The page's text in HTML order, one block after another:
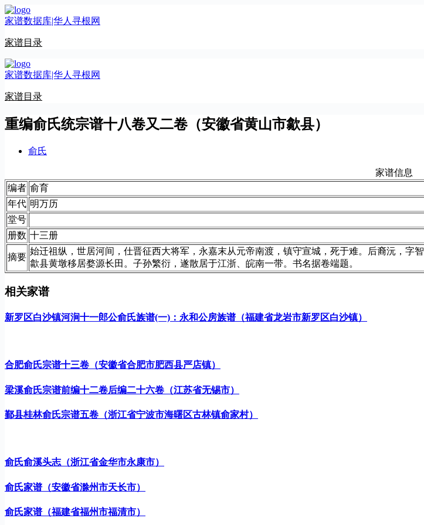
跳
至
容
家谱数据库|华人寻根网
家谱目录
家谱数据库|华人寻根网
家谱目录
重编俞氏统宗谱十八卷又二卷（安徽省黄山市歙县）
俞氏
家谱信息
编者 俞育
年代 明万历
堂号
册数 十三册
摘要
始迁祖纵，世居河间，仕晋征西大将军，永嘉末从元帝南渡，镇守宣城，死于难。后裔沅，
歙县黄墩移居婺源长田。子孙繁衍，遂散居于江浙、皖南一带。书名据卷端题。
相关家谱
新罗区白沙镇河涧十一郎公俞氏族谱(一)：永和公房族谱（福建省龙岩市新罗区白沙镇）
合肥俞氏宗谱十三卷（安徽省合肥市肥西县严店镇）
梁溪俞氏宗谱前编十二卷后编二十六卷（江苏省无锡市）
鄞县桂林俞氏宗谱五卷（浙江省宁波市海曙区古林镇俞家村）
俞氏俞溪头志（浙江省金华市永康市）
俞氏家谱（安徽省滁州市天长市）
俞氏家谱（福建省福州市福清市）